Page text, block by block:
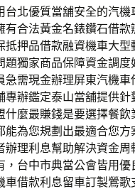
台北優質當舖安全的汽
有合法黃金名錶鑽石借
抵押品借款融資機車大
題獨家商品保障資金調
急需現金辦理屏東汽機
專辦鑑定泰山當舖提供
什麼最賺錢是要選擇餐
能為您規劃出最適合您
辦理利息幫助解決資金
，台中市典當公會皆用
車借款利息留車訂製鶯